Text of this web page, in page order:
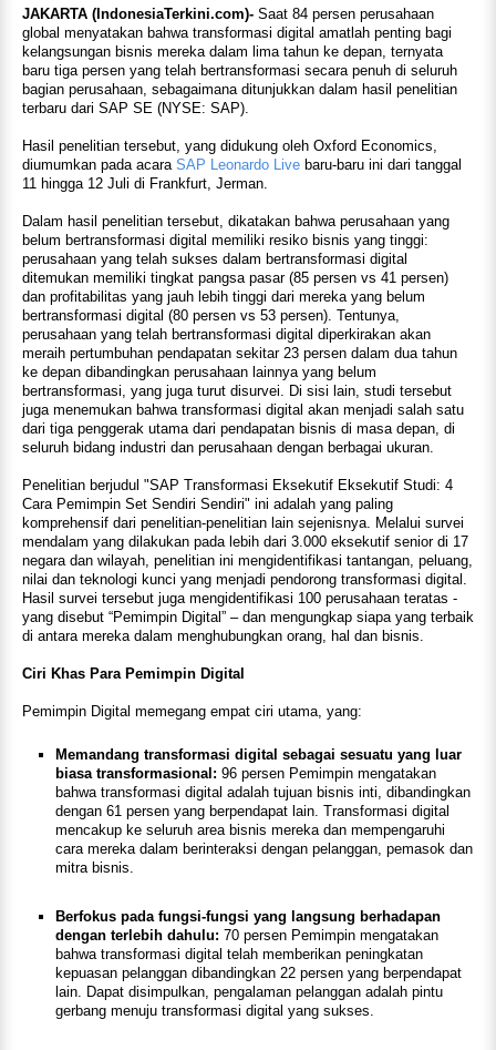
JAKARTA (IndonesiaTerkini.com)- Saat 84 persen perusahaan
global menyatakan bahwa transformasi digital amatlah penting bagi
kelangsungan bisnis mereka dalam lima tahun ke depan, ternyata
baru tiga persen yang telah bertransformasi secara penuh di seluruh
bagian perusahaan, sebagaimana ditunjukkan dalam hasil penelitian
terbaru dari SAP SE (NYSE: SAP).
Hasil penelitian tersebut, yang didukung oleh Oxford Economics,
diumumkan pada acara SAP Leonardo Live baru-baru ini dari tanggal
11 hingga 12 Juli di Frankfurt, Jerman.
Dalam hasil penelitian tersebut, dikatakan bahwa perusahaan yang
belum bertransformasi digital memiliki resiko bisnis yang tinggi:
perusahaan yang telah sukses dalam bertransformasi digital
ditemukan memiliki tingkat pangsa pasar (85 persen vs 41 persen)
dan profitabilitas yang jauh lebih tinggi dari mereka yang belum
bertransformasi digital (80 persen vs 53 persen). Tentunya,
perusahaan yang telah bertransformasi digital diperkirakan akan
meraih pertumbuhan pendapatan sekitar 23 persen dalam dua tahun
ke depan dibandingkan perusahaan lainnya yang belum
bertransformasi, yang juga turut disurvei. Di sisi lain, studi tersebut
juga menemukan bahwa transformasi digital akan menjadi salah satu
dari tiga penggerak utama dari pendapatan bisnis di masa depan, di
seluruh bidang industri dan perusahaan dengan berbagai ukuran.
Penelitian berjudul "SAP Transformasi Eksekutif Eksekutif Studi: 4
Cara Pemimpin Set Sendiri Sendiri" ini adalah yang paling
komprehensif dari penelitian-penelitian lain sejenisnya. Melalui survei
mendalam yang dilakukan pada lebih dari 3.000 eksekutif senior di 17
negara dan wilayah, penelitian ini mengidentifikasi tantangan, peluang,
nilai dan teknologi kunci yang menjadi pendorong transformasi digital.
Hasil survei tersebut juga mengidentifikasi 100 perusahaan teratas -
yang disebut “Pemimpin Digital” – dan mengungkap siapa yang terbaik
di antara mereka dalam menghubungkan orang, hal dan bisnis.
Ciri Khas Para Pemimpin Digital
Pemimpin Digital memegang empat ciri utama, yang:
Memandang transformasi digital sebagai sesuatu yang luar
biasa transformasional: 96 persen Pemimpin mengatakan
bahwa transformasi digital adalah tujuan bisnis inti, dibandingkan
dengan 61 persen yang berpendapat lain. Transformasi digital
mencakup ke seluruh area bisnis mereka dan mempengaruhi
cara mereka dalam berinteraksi dengan pelanggan, pemasok dan
mitra bisnis.
Berfokus pada fungsi-fungsi yang langsung berhadapan
dengan terlebih dahulu: 70 persen Pemimpin mengatakan
bahwa transformasi digital telah memberikan peningkatan
kepuasan pelanggan dibandingkan 22 persen yang berpendapat
lain. Dapat disimpulkan, pengalaman pelanggan adalah pintu
gerbang menuju transformasi digital yang sukses.